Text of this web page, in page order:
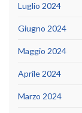
Luglio 2024
Giugno 2024
Maggio 2024
Aprile 2024
Marzo 2024